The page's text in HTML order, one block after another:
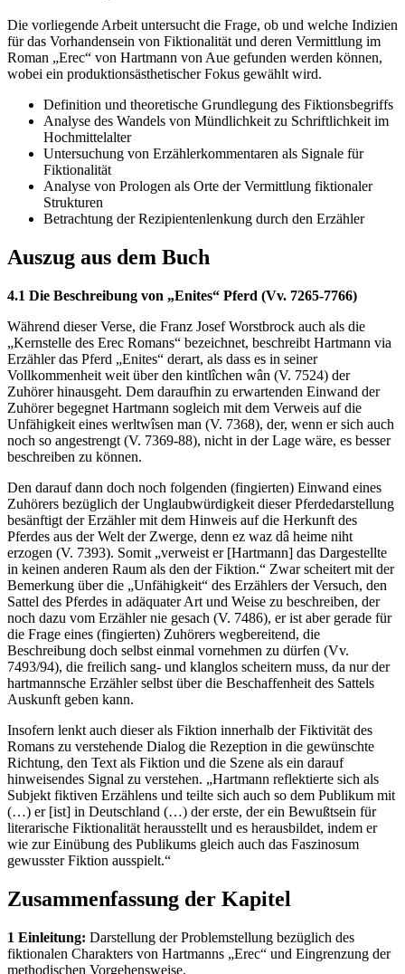
Die vorliegende Arbeit untersucht die Frage, ob und welche Indizien
für das Vorhandensein von Fiktionalität und deren Vermittlung im
Roman „Erec“ von Hartmann von Aue gefunden werden können,
wobei ein produktionsästhetischer Fokus gewählt wird.
Definition und theoretische Grundlegung des Fiktionsbegriffs
Analyse des Wandels von Mündlichkeit zu Schriftlichkeit im
Hochmittelalter
Untersuchung von Erzählerkommentaren als Signale für
Fiktionalität
Analyse von Prologen als Orte der Vermittlung fiktionaler
Strukturen
Betrachtung der Rezipientenlenkung durch den Erzähler
Auszug aus dem Buch
4.1 Die Beschreibung von „Enites“ Pferd (Vv. 7265-7766)
Während dieser Verse, die Franz Josef Worstbrock auch als die
„Kernstelle des Erec Romans“ bezeichnet, beschreibt Hartmann via
Erzähler das Pferd „Enites“ derart, als dass es in seiner
Vollkommenheit weit über den kintlîchen wân (V. 7524) der
Zuhörer hinausgeht. Dem daraufhin zu erwartenden Einwand der
Zuhörer begegnet Hartmann sogleich mit dem Verweis auf die
Unfähigkeit eines werltwîsen man (V. 7368), der, wenn er sich auch
noch so angestrengt (V. 7369-88), nicht in der Lage wäre, es besser
beschreiben zu können.
Den darauf dann doch noch folgenden (fingierten) Einwand eines
Zuhörers bezüglich der Unglaubwürdigkeit dieser Pferdedarstellung
besänftigt der Erzähler mit dem Hinweis auf die Herkunft des
Pferdes aus der Welt der Zwerge, denn ez waz dâ heime niht
erzogen (V. 7393). Somit „verweist er [Hartmann] das Dargestellte
in keinen anderen Raum als den der Fiktion.“ Zwar scheitert mit der
Bemerkung über die „Unfähigkeit“ des Erzählers der Versuch, den
Sattel des Pferdes in adäquater Art und Weise zu beschreiben, der
noch dazu vom Erzähler nie gesach (V. 7486), er ist aber gerade für
die Frage eines (fingierten) Zuhörers wegbereitend, die
Beschreibung doch selbst einmal vornehmen zu dürfen (Vv.
7493/94), die freilich sang- und klanglos scheitern muss, da nur der
hartmannsche Erzähler selbst über die Beschaffenheit des Sattels
Auskunft geben kann.
Insofern lenkt auch dieser als Fiktion innerhalb der Fiktivität des
Romans zu verstehende Dialog die Rezeption in die gewünschte
Richtung, den Text als Fiktion und die Szene als ein darauf
hinweisendes Signal zu verstehen. „Hartmann reflektierte sich als
Subjekt fiktiven Erzählens und teilte sich auch so dem Publikum mit
(…) er [ist] in Deutschland (…) der erste, der ein Bewußtsein für
literarische Fiktionalität herausstellt und es herausbildet, indem er
wie zur Einübung des Publikums gleich auch das Faszinosum
gewusster Fiktion ausspielt.“
Zusammenfassung der Kapitel
1 Einleitung: Darstellung der Problemstellung bezüglich des
fiktionalen Charakters von Hartmanns „Erec“ und Eingrenzung der
methodischen Vorgehensweise.